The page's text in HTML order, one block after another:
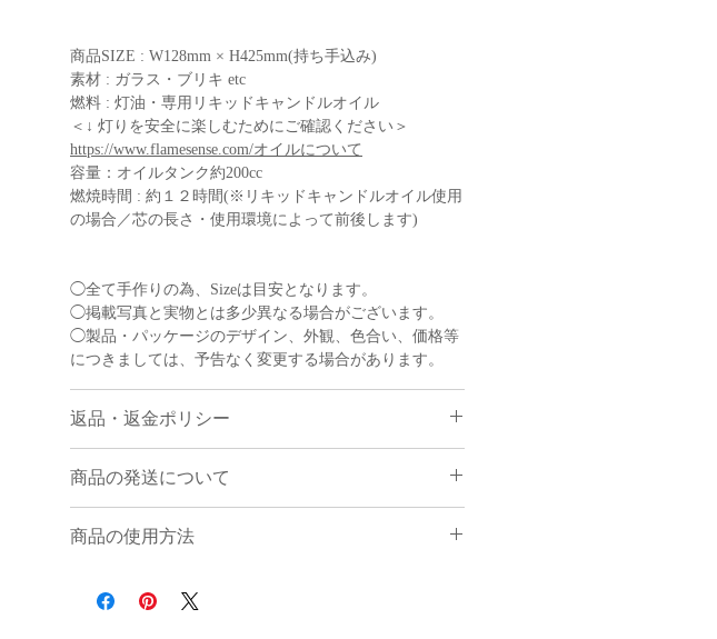
商品SIZE : W128mm × H425mm(持ち手込み)
素材 : ガラス・ブリキ etc
燃料 : 灯油・専用リキッドキャンドルオイル
＜↓ 灯りを安全に楽しむためにご確認ください＞
https://www.flamesense.com/オイルについて
容量：オイルタンク約200cc
燃焼時間 : 約１２時間(※リキッドキャンドルオイル使用
の場合／芯の長さ・使用環境によって前後します)
◯全て手作りの為、Sizeは目安となります。
◯掲載写真と実物とは多少異なる場合がございます。
◯製品・パッケージのデザイン、外観、色合い、価格等
につきましては、予告なく変更する場合があります。
返品・返金ポリシー
受け付けておりません。
ご注文と異なる商品が届いた場合・不良商品・破損
き、ご事情をお聞かせ下さい。弊社より折り返し、
商品の発送について
東北/関東/信越/九州/北陸/東海/近畿/中国/四国 １１００
商品の使用方法